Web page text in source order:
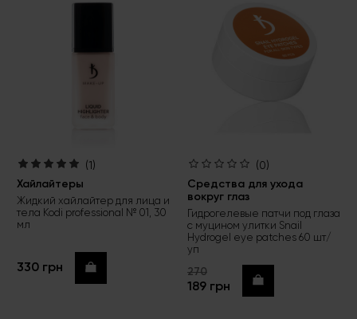
(1)
Хайлайтеры
Жидкий хайлайтер для лица и
тела Kodi professional № 01, 30
мл
330 грн Купить
(0)
Средства для ухода
вокруг глаз
Гидрогелевые патчи под глаза
с муцином улитки Snail
Hydrogel eye patches 60 шт/
уп
270
189 грн Купить